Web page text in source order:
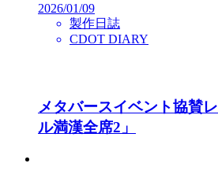
2026/01/09
製作日誌
CDOT DIARY
メタバースイベント協賛
ル満漢全席2」